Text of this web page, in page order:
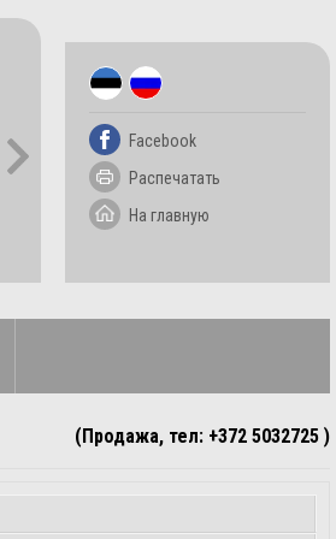
LED трансформатор 34-
44Вт, 800-1050мА, 25-
42В, OT FIT 40/220-
240/1A0 CS G2, Osram
Вытяжной
белый, с
Facebook
Распечатать
На главную
(Продажа, тел: +372 5032725 )